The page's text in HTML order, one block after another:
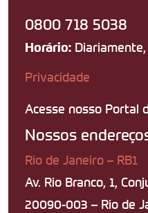
0800 718 5038
Horário:
Privacidade
Acesse nosso Portal
Nossos
Rio de Janeiro – RB1
Av. Rio Branco, 1,
20090-003 – Rio de